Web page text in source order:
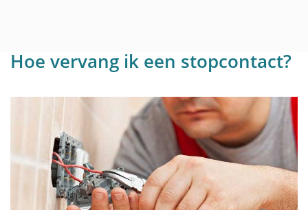
Hoe vervang ik een stopcontact?